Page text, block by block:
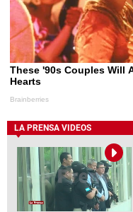
LA PRENSA VIDEOS